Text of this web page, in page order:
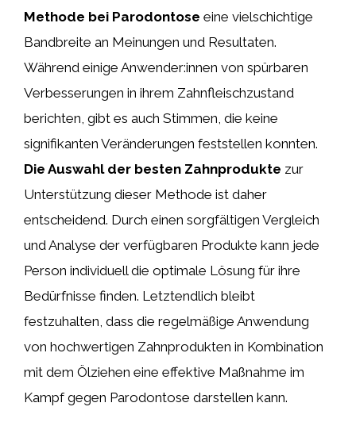
Methode bei Parodontose eine vielschichtige
Bandbreite an Meinungen und Resultaten.
Während einige Anwender:innen von spürbaren
Verbesserungen in ihrem Zahnfleischzustand
berichten, gibt es auch Stimmen, die keine
signifikanten Veränderungen feststellen konnten.
Die Auswahl der besten Zahnprodukte zur
Unterstützung dieser Methode ist daher
entscheidend. Durch einen sorgfältigen Vergleich
und Analyse der verfügbaren Produkte kann jede
Person individuell die optimale Lösung für ihre
Bedürfnisse finden. Letztendlich bleibt
festzuhalten, dass die regelmäßige Anwendung
von hochwertigen Zahnprodukten in Kombination
mit dem Ölziehen eine effektive Maßnahme im
Kampf gegen Parodontose darstellen kann.